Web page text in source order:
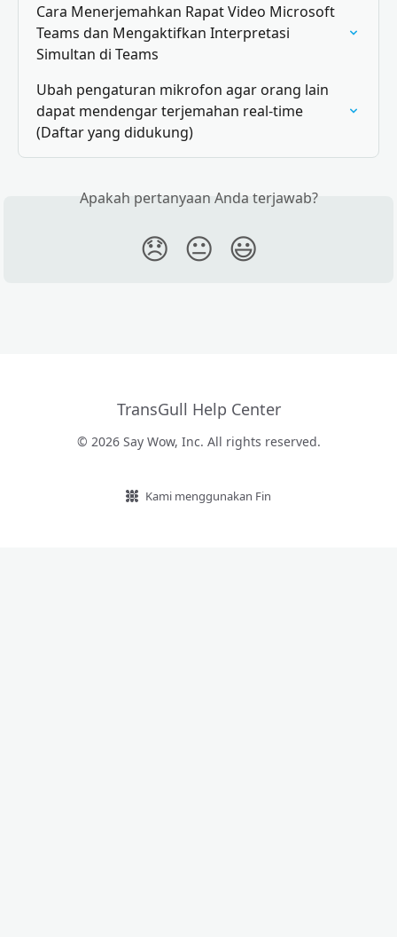
Cara Menerjemahkan Rapat Video Microsoft
Teams dan Mengaktifkan Interpretasi
Simultan di Teams
Ubah pengaturan mikrofon agar orang lain
dapat mendengar terjemahan real-time
(Daftar yang didukung)
Apakah pertanyaan Anda terjawab?
😞 😐 😃
TransGull Help Center
© 2026 Say Wow, Inc. All rights reserved.
Kami menggunakan Fin